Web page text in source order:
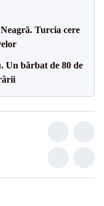
Turcia cere
Un bărbat de 80 de